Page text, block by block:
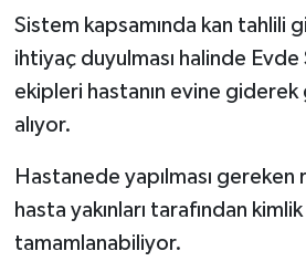
Sistem kapsamında kan tahlili
ihtiyaç duyulması halinde
ekipleri hastanın evine
alıyor.
Hastanede yapılması gereken
hasta yakınları tarafından
tamamlanabiliyor.